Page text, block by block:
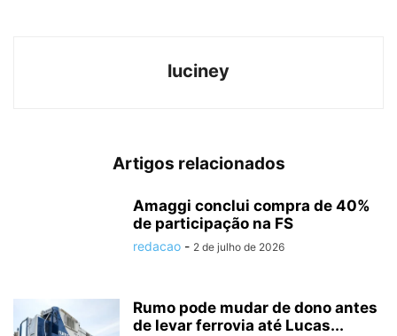
luciney
Artigos relacionados
Amaggi conclui compra de 40%
de participação na FS
redacao - 2 de julho de 2026
Rumo pode mudar de dono antes
de levar ferrovia até Lucas...